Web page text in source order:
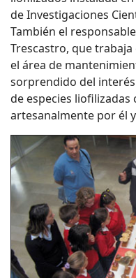
de Investigaciones
También el
Trescastro, que
el área de
sorprendido del
de especies
artesanalmente por él